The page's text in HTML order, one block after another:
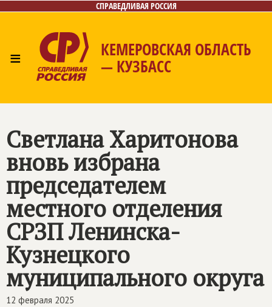
СПРАВЕДЛИВАЯ РОССИЯ
≡ КЕМЕРОВСКАЯ ОБЛАСТЬ
— КУЗБАСС
Фото/Видео
Светлана Харитонова
вновь избрана
председателем
местного отделения
СРЗП Ленинска-
Кузнецкого
муниципального округа
12 февраля 2025